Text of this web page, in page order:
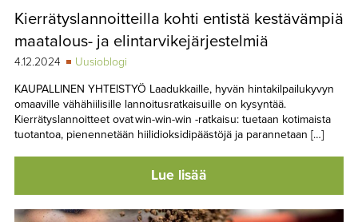
Kierrätyslannoitteilla kohti entistä kestävämpiä
maatalous- ja elintarvikejärjestelmiä
4.12.2024
Uusioblogi
KAUPALLINEN YHTEISTYÖ Laadukkaille, hyvän hintakilpailukyvyn
omaaville vähähiilisille lannoitusratkaisuille on kysyntää.
Kierrätyslannoitteet ovat win-win-win -ratkaisu: tuetaan kotimaista
tuotantoa, pienennetään hiilidioksidipäästöjä ja parannetaan […]
Lue lisää